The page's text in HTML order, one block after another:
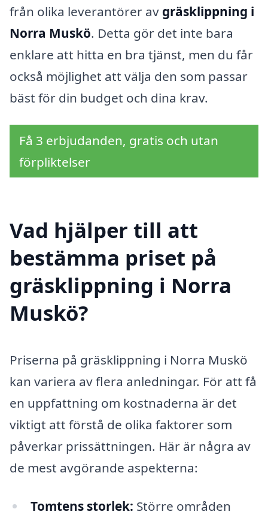
från olika leverantörer av gräsklippning i
Norra Muskö. Detta gör det inte bara
enklare att hitta en bra tjänst, men du får
också möjlighet att välja den som passar
bäst för din budget och dina krav.
Få 3 erbjudanden, gratis och utan
förpliktelser
Vad hjälper till att
bestämma priset på
gräsklippning i Norra
Muskö?
Priserna på gräsklippning i Norra Muskö
kan variera av flera anledningar. För att få
en uppfattning om kostnaderna är det
viktigt att förstå de olika faktorer som
påverkar prissättningen. Här är några av
de mest avgörande aspekterna:
Tomtens storlek: Större områden